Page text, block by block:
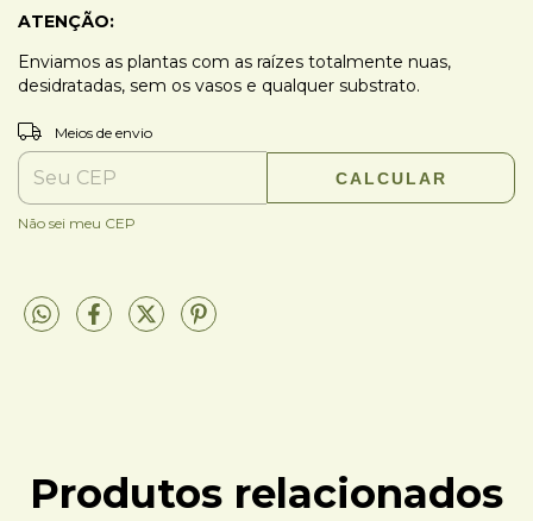
ATENÇÃO:
Enviamos as plantas com as raízes totalmente nuas,
desidratadas, sem os vasos e qualquer substrato.
Entregas para o CEP:
Meios de envio
CALCULAR
Não sei meu CEP
Produtos relacionados